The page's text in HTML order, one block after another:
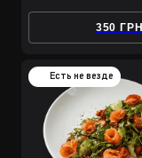
350 ГРН
Есть не везде